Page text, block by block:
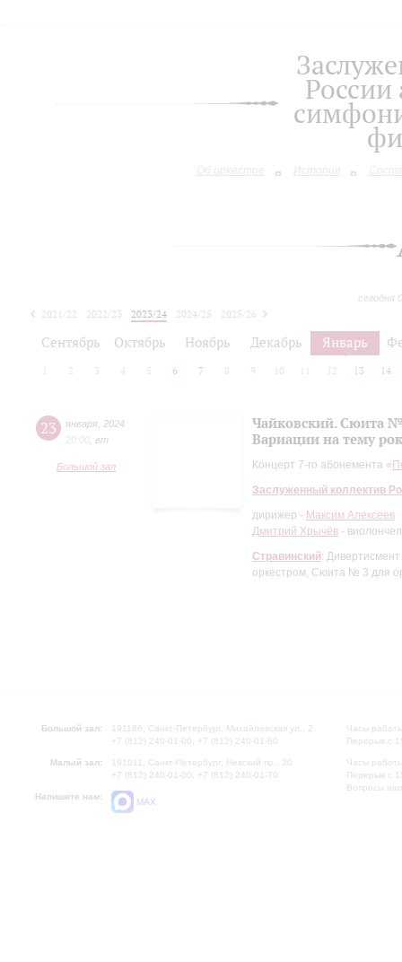
Об оркестре История
сегодня
2021/22 2022/23 2023/24 2024/25
2025/26
Сентябрь Октябрь Ноябрь Декабрь Январь
2 3 4 5 6 7 8 9 10 12 13 14
23 января 2024
20:00 вт
Большой зал
Чайковский. Сюита №
Вариации на тему
Концерт 7-го абонемента «
Заслуженный коллектив
дирижер - Максим Алексеев
Дмитрий Хрычёв -
Стравинский:
оркестром, Сюита № 3 для
Большой зал:
191186, Санкт-Петербург, Михайловская ул., 2
+7 (812) 240-01-00, +7 (812) 240-01-80
Малый зал:
191011, Санкт-Петербург, Невский пр., 30
+7 (812) 240-01-00, +7 (812) 240-01-70
Напишите нам:
MAX
Часы
Перерыв с
Часы
Перерыв с
Вопросы